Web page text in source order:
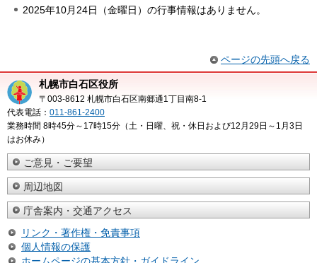
2025年10月24日（金曜日）の行事情報はありません。
ページの先頭へ戻る
札幌市白石区役所
〒003-8612 札幌市白石区南郷通1丁目南8-1
代表電話： 011-861-2400
業務時間 8時45分～17時15分（土・日曜、祝・休日および12月29日～1月3日
はお休み）
ご意見・ご要望
周辺地図
庁舎案内・交通アクセス
リンク・著作権・免責事項
個人情報の保護